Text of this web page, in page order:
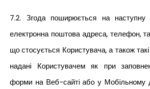
7.2. Згода поширюється на наступну
електронна поштова адреса, телефон,
що стосується Користувача, а також
надані Користувачем як при
форми на Веб-сайті або у Мобільному